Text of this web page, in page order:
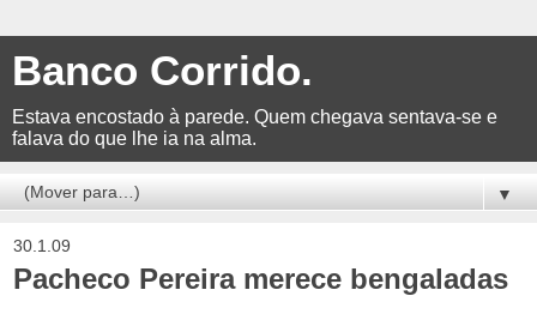
Banco Corrido.
Estava encostado à parede. Quem chegava sentava-se e
falava do que lhe ia na alma.
▼
30.1.09
Pacheco Pereira merece bengaladas